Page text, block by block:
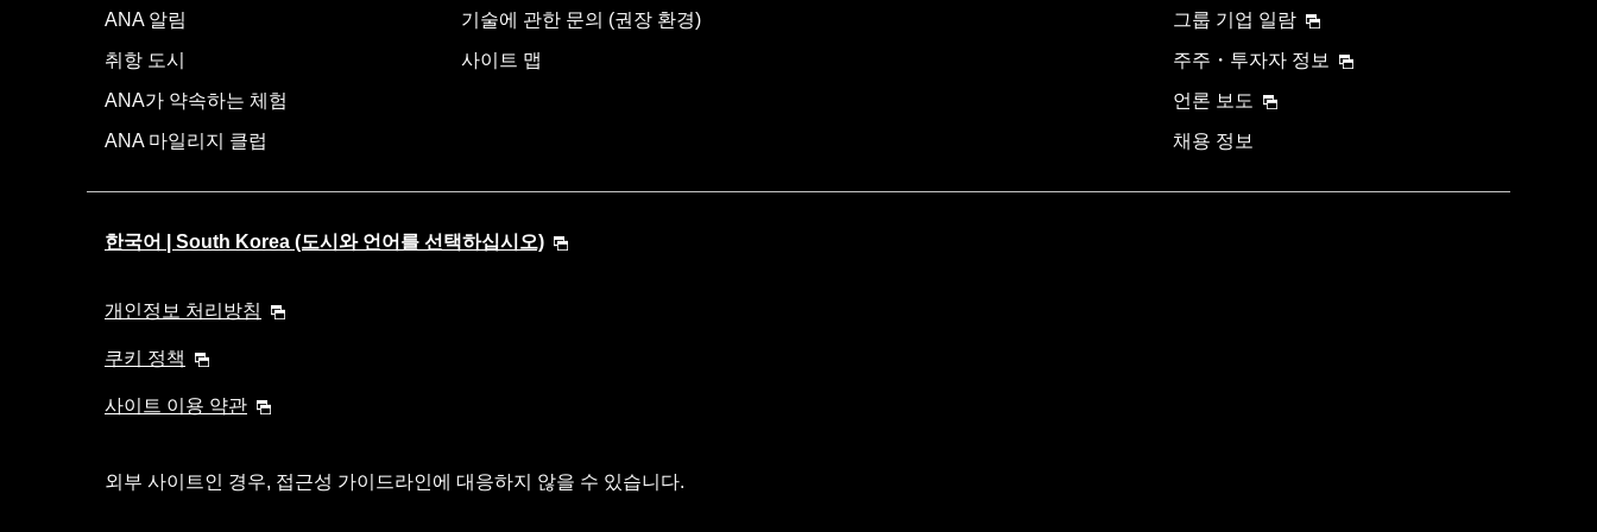
ANA 알림
취항 도시
ANA가 약속하는 체험
ANA 마일리지 클럽
기술에 관한 문의 (권장 환경)
사이트 맵
그룹 기업 일람
주주・투자자 정보
언론 보도
채용 정보
한국어 | South Korea (도시와 언어를 선택하십시오)
개인정보 처리방침
쿠키 정책
사이트 이용 약관
외부 사이트인 경우, 접근성 가이드라인에 대응하지 않을 수 있습니다.